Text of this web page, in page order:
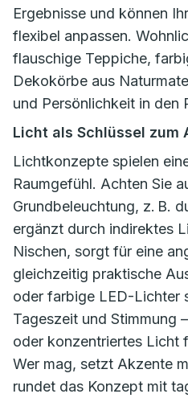
Ergebnisse und können
flexibel anpassen.
flauschige Teppiche,
Dekokörbe aus
und Persönlichkeit in den
Licht als Schlüssel zum
Lichtkonzepte spielen
Raumgefühl. Achten Sie
Grundbeleuchtung, z. B.
ergänzt durch indirektes
Nischen, sorgt für eine
gleichzeitig praktische
oder farbige LED-Lichter
Tageszeit und Stimmung
oder konzentriertes Licht
Wer mag, setzt Akzente
rundet das Konzept mit